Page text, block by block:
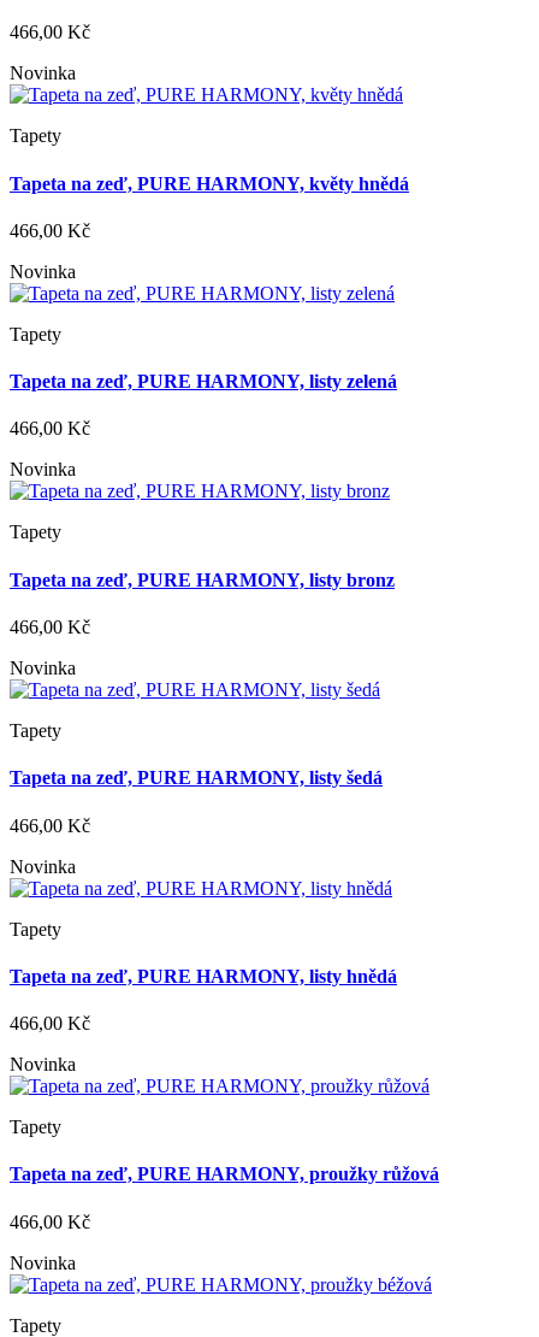
466,00 Kč
Novinka
Tapety
Tapeta na zeď, PURE HARMONY, květy hnědá
466,00 Kč
Novinka
Tapety
Tapeta na zeď, PURE HARMONY, listy zelená
466,00 Kč
Novinka
Tapety
Tapeta na zeď, PURE HARMONY, listy bronz
466,00 Kč
Novinka
Tapety
Tapeta na zeď, PURE HARMONY, listy šedá
466,00 Kč
Novinka
Tapety
Tapeta na zeď, PURE HARMONY, listy hnědá
466,00 Kč
Novinka
Tapety
Tapeta na zeď, PURE HARMONY, proužky růžová
466,00 Kč
Novinka
Tapety